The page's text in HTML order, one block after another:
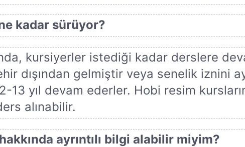
kadar sürüyor?
kursiyerler istediği kadar derslere
dışından gelmiştir veya senelik iznini
13 yıl devam ederler. Hobi resim
alınabilir.
ayrıntılı bilgi alabilir miyim?